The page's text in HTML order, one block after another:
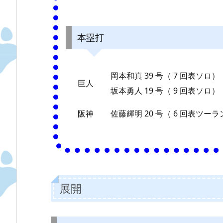
本塁打
巨人
岡本和真 39 号（ 7 回表ソロ）
坂本勇人 19 号（ 9 回表ソロ）
阪神 佐藤輝明 20 号（ 6 回表ツーラ
展開